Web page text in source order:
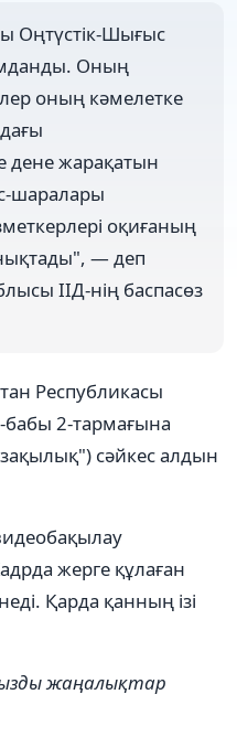
Оңтүстік-Шығыс
Оның
оның кәмелетке
дене жарақатын
шаралары
оқиғаның
— деп
ІІД-нің баспасөз
Республикасы
бабы 2-тармағына
сәйкес алдын
жерге құлаған
Қарда қанның ізі
жаңалықтар